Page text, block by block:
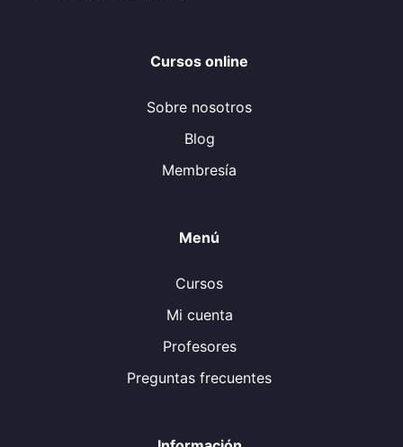
Cursos online
Sobre nosotros
Blog
Membresía
Menú
Cursos
Mi cuenta
Profesores
Preguntas frecuentes